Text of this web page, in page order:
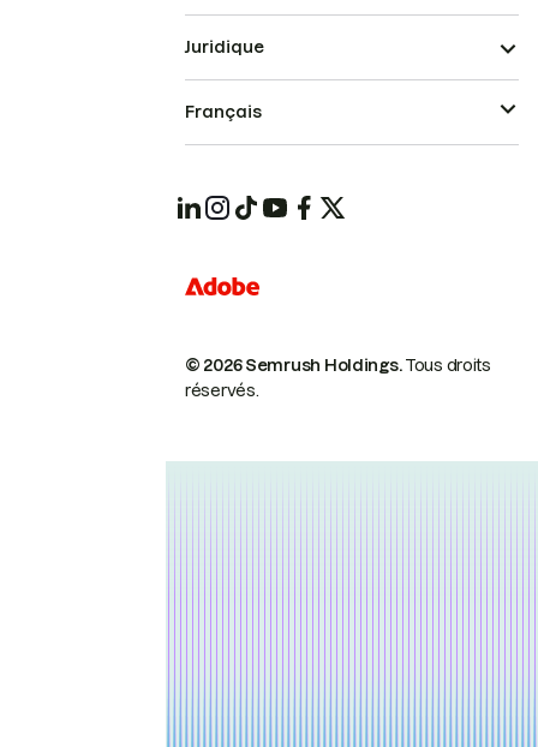
© 2026 Semrush Holdings.Tous droits
réservés.
Juridique
Français